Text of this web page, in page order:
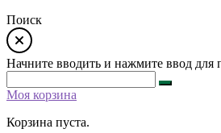
Поиск
Начните вводить и нажмите ввод для
Моя корзина
Корзина пуста.